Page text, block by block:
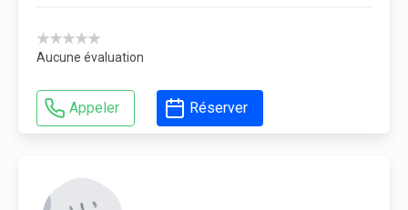
★★★★★
Aucune évaluation
Appeler Réserver